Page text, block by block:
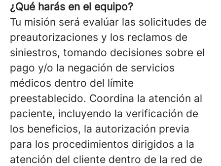
¿Qué harás en el equipo?
Tu misión será evalúar las solicitudes de
preautorizaciones y los reclamos de
siniestros, tomando decisiones sobre el
pago y/o la negación de servicios
médicos dentro del límite
preestablecido. Coordina la atención al
paciente, incluyendo la verificación de
los beneficios, la autorización previa
para los procedimientos dirigidos a la
atención del cliente dentro de la red de